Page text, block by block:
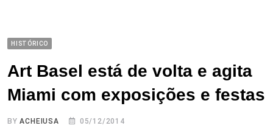
HISTÓRICO
Art Basel está de volta e agita
Miami com exposições e festas
BYACHEIUSA 05/12/2014